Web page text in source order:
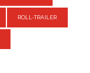
ROLL-TRAILER